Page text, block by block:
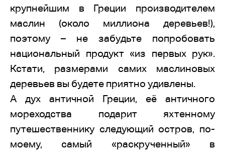
крупнейшим в Греции производителем
маслин (около миллиона деревьев!),
поэтому – не забудьте попробовать
национальный продукт «из первых рук».
Кстати, размерами самих маслиновых
деревьев вы будете приятно удивлены.
А дух античной Греции, её античного
мореходства подарит яхтенному
путешественнику следующий остров, по-
моему, самый «раскрученный» в